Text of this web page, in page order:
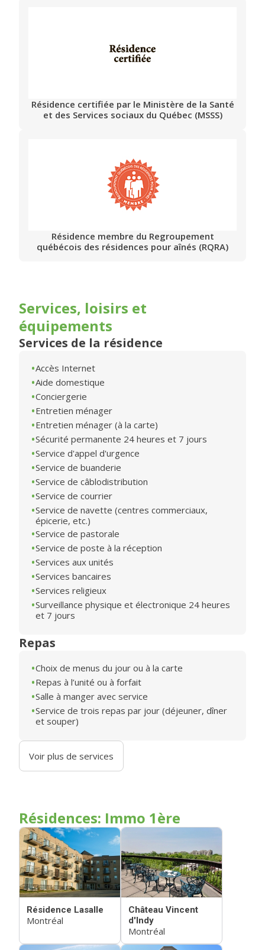
Résidence certifiée par le Ministère de la Santé
et des Services sociaux du Québec (MSSS)
Résidence membre du Regroupement
québécois des résidences pour aînés (RQRA)
Services, loisirs et
équipements
Services de la résidence
Accès Internet
Aide domestique
Conciergerie
Entretien ménager
Entretien ménager (à la carte)
Sécurité permanente 24 heures et 7 jours
Service d'appel d'urgence
Service de buanderie
Service de câblodistribution
Service de courrier
Service de navette (centres commerciaux,
épicerie, etc.)
Service de pastorale
Service de poste à la réception
Services aux unités
Services bancaires
Services religieux
Surveillance physique et électronique 24 heures
et 7 jours
Repas
Choix de menus du jour ou à la carte
Repas à l’unité ou à forfait
Salle à manger avec service
Service de trois repas par jour (déjeuner, dîner
et souper)
Voir plus de services
Résidences: Immo 1ère
Résidence Lasalle
Montréal
Château Vincent
d'Indy
Montréal